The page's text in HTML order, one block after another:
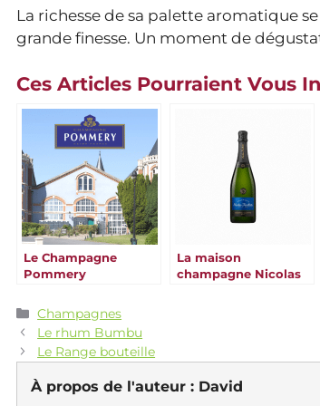
La richesse de sa palette aromatique
grande finesse. Un moment de
Ces Articles Pourraient Vous
Le Champagne
Pommery
La maison
champagne Nicolas
Catégories
Champagnes
Le rhum Bumbu
Le Range bouteille
À propos de l'auteur : David